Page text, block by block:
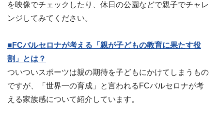
を映像でチェックしたり、休日の公園などで親子でチャレ
ンジしてみてください。
■FCバルセロナが考える「親が子どもの教育に果たす役
割」とは？
ついついスポーツは親の期待を子どもにかけてしまうもの
ですが、「世界一の育成」と言われるFCバルセロナが考
える家族感について紹介しています。